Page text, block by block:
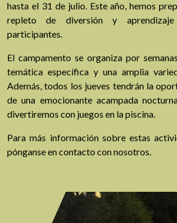
hasta el 31 de julio. Este año, hemos
repleto de diversión y
participantes.
El campamento se organiza por
temática específica y una amplia
Además, todos los jueves tendrán la
de una emocionante acampada
divertiremos con juegos en la piscina.
Para más información sobre estas
pónganse en contacto con nosotros.